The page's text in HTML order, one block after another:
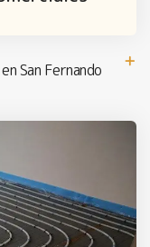
San Fernando